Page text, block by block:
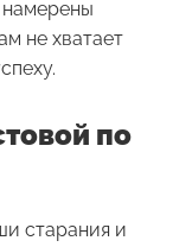
не хватает
по
старания и